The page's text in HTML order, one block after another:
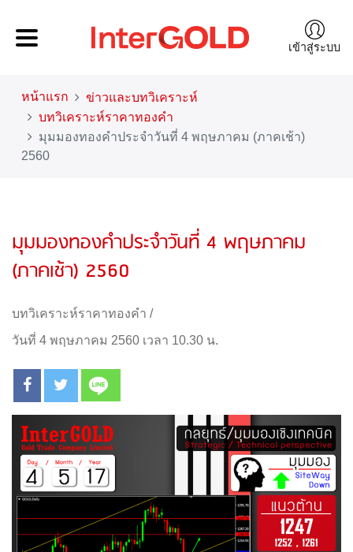
เข้าสู่ระบบ
หน้าแรก
ข่าวและบทวิเคราะห์
บทวิเคราะห์ราคาทองคำ
มุมมองทองคำประจำวันที่ 4 พฤษภาคม (ภาคเช้า)
2560
มุมมองทองคำประจำวันที่ 4 พฤษภาคม
(ภาคเช้า) 2560
บทวิเคราะห์ราคาทองคำ /
วันที่ 4 พฤษภาคม 2560 เวลา 10.30 น.